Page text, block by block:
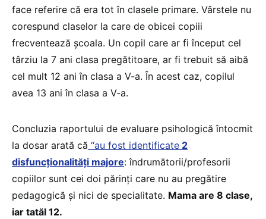
face referire că era tot în clasele primare. Vârstele nu
corespund claselor la care de obicei copiii
frecventează școala. Un copil care ar fi început cel
târziu la 7 ani clasa pregătitoare, ar fi trebuit să aibă
cel mult 12 ani în clasa a V-a. În acest caz, copilul
avea 13 ani în clasa a V-a.
Concluzia raportului de evaluare psihologică întocmit
la dosar arată că “au fost identificate 2
disfuncţionalităţi majore: îndrumătorii/profesorii
copiilor sunt cei doi părinţi care nu au pregătire
pedagogică şi nici de specialitate. Mama are 8 clase,
iar tatăl 12.